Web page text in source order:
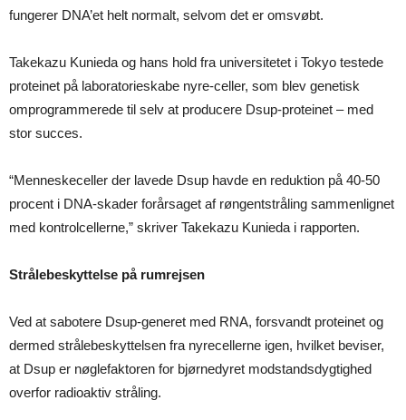
fungerer DNA’et helt normalt, selvom det er omsvøbt.
Takekazu Kunieda og hans hold fra universitetet i Tokyo testede
proteinet på laboratorieskabe nyre-celler, som blev genetisk
omprogrammerede til selv at producere Dsup-proteinet – med
stor succes.
“Menneskeceller der lavede Dsup havde en reduktion på 40-50
procent i DNA-skader forårsaget af røngentstråling sammenlignet
med kontrolcellerne,” skriver Takekazu Kunieda i rapporten.
Strålebeskyttelse på rumrejsen
Ved at sabotere Dsup-generet med RNA, forsvandt proteinet og
dermed strålebeskyttelsen fra nyrecellerne igen, hvilket beviser,
at Dsup er nøglefaktoren for bjørnedyret modstandsdygtighed
overfor radioaktiv stråling.